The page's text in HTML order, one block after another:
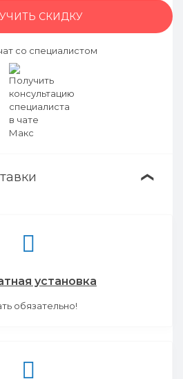
СКИДКУ
со специалистом
❯
установка
обязательно!